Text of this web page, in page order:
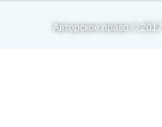
Авторское право ©